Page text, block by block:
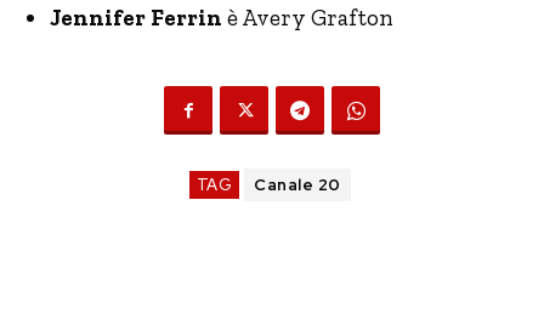
Jennifer Ferrin è Avery Grafton
TAG Canale 20